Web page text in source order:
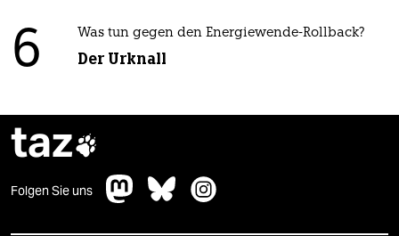
6 Was tun gegen den Energiewende-Rollback?
Der Urknall
taz
Folgen Sie uns